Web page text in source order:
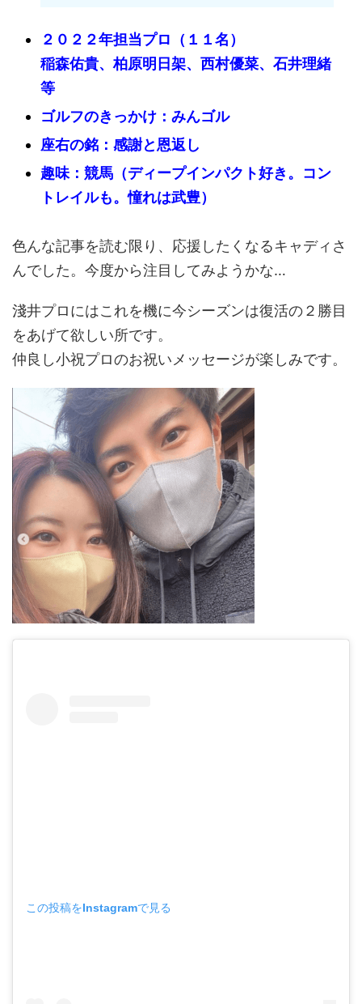
２０２２年担当プロ（１１名）
稲森佑貴、柏原明日架、西村優菜、石井理緒
等
ゴルフのきっかけ：みんゴル
座右の銘：感謝と恩返し
趣味：競馬（ディープインパクト好き。コン
トレイルも。憧れは武豊）
色んな記事を読む限り、応援したくなるキャディさ
んでした。今度から注目してみようかな…
淺井プロにはこれを機に今シーズンは復活の２勝目
をあげて欲しい所です。
仲良し小祝プロのお祝いメッセージが楽しみです。
この投稿をInstagramで見る